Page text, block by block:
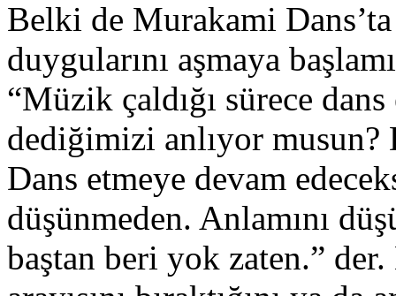
Belki de Murakami
duygularını aşmaya
“Müzik çaldığı sürece
dediğimizi anlıyor musun?
Dans etmeye devam
düşünmeden. Anlamını
baştan beri yok zaten.”